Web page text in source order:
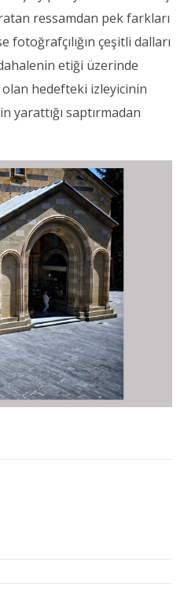
ressamdan pek farkları
fotoğrafçılığın çeşitli dalları
etiği üzerinde
hedefteki izleyicinin
yarattığı saptırmadan